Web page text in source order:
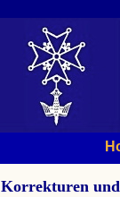
Korrekturen